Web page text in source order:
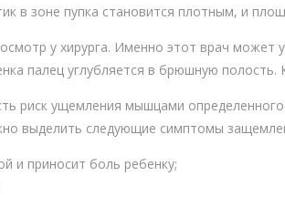
в зоне пупка становится плотным, и
у хирурга. Именно этот врач может
палец углубляется в брюшную
риск ущемления мышцами
выделить следующие симптомы
и приносит боль ребенку;